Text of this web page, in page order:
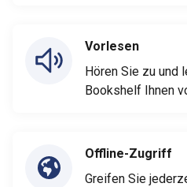
Vorlesen
Hören Sie zu und
Bookshelf Ihnen
Offline-Zugriff
Greifen Sie